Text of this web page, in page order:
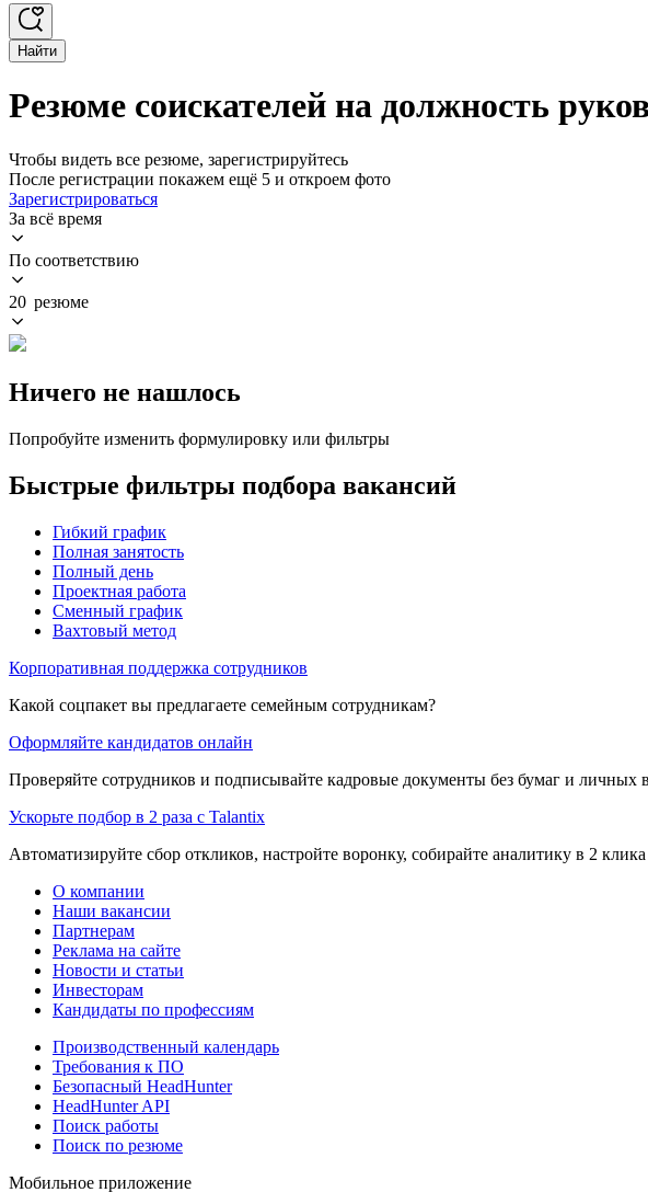
Найти
Резюме соискателей на должность
Чтобы видеть все резюме, зарегистрируйтесь
После регистрации покажем ещё 5 и откроем фото
Зарегистрироваться
За всё время
По соответствию
20 резюме
Ничего не нашлось
Попробуйте изменить формулировку или фильтры
Быстрые фильтры подбора вакансий
Гибкий график
Полная занятость
Полный день
Проектная работа
Сменный график
Вахтовый метод
Корпоративная поддержка сотрудников
Какой соцпакет вы предлагаете семейным сотрудникам?
Оформляйте кандидатов онлайн
Проверяйте сотрудников и подписывайте кадровые документы без бумаг и личных
Ускорьте подбор в 2 раза с Talantix
Автоматизируйте сбор откликов, настройте воронку, собирайте аналитику в 2 клика
О компании
Наши вакансии
Партнерам
Реклама на сайте
Новости и статьи
Инвесторам
Кандидаты по профессиям
Производственный календарь
Требования к ПО
Безопасный HeadHunter
HeadHunter API
Поиск работы
Поиск по резюме
Мобильное приложение